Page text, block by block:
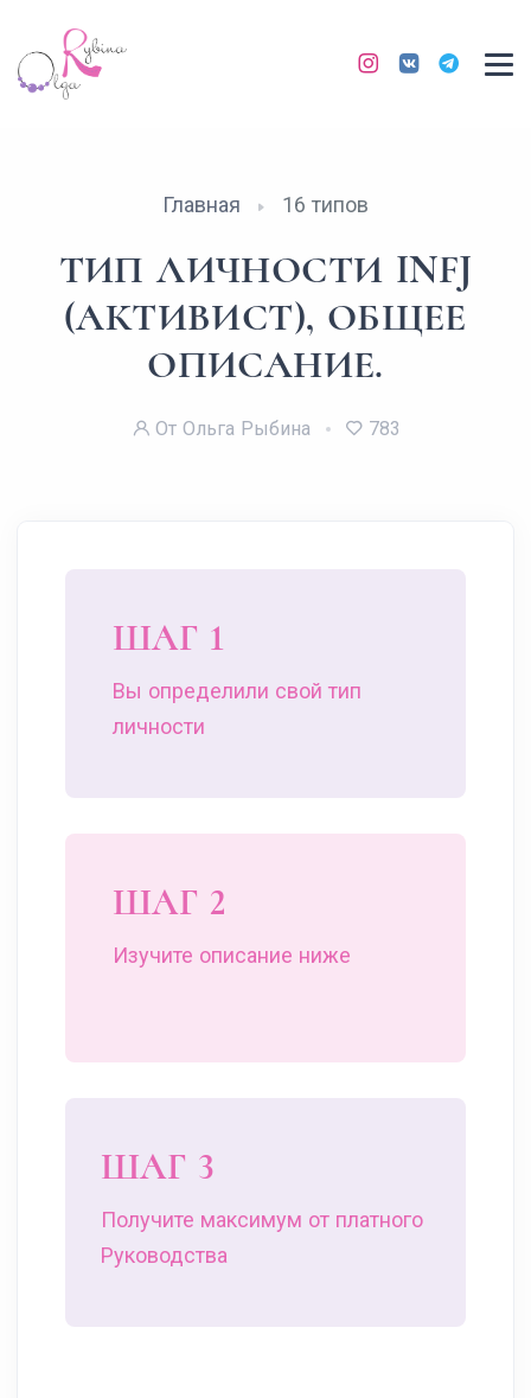
Главная 16 типов
ТИП ЛИЧНОСТИ INFJ
(АКТИВИСТ), ОБЩЕЕ
ОПИСАНИЕ.
От Ольга Рыбина 783
ШАГ 1
Вы определили свой тип
личности
ШАГ 2
Изучите описание ниже
ШАГ 3
Получите максимум от платного
Руководства